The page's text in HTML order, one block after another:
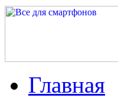
Главная